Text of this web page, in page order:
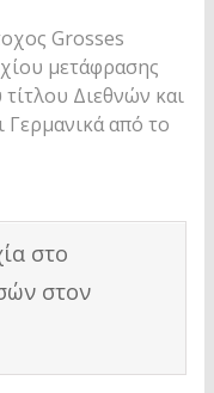
Grosses
μετάφρασης
Διεθνών και
από το